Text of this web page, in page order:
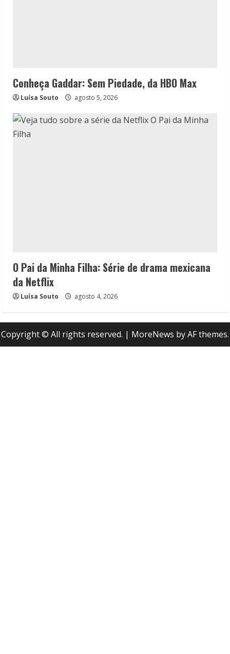
Conheça Gaddar: Sem Piedade, da HBO Max
Luísa Souto agosto 5, 2026
O Pai da Minha Filha: Série de drama mexicana
da Netflix
Luísa Souto agosto 4, 2026
Copyright © All rights reserved. | MoreNews by AF themes.